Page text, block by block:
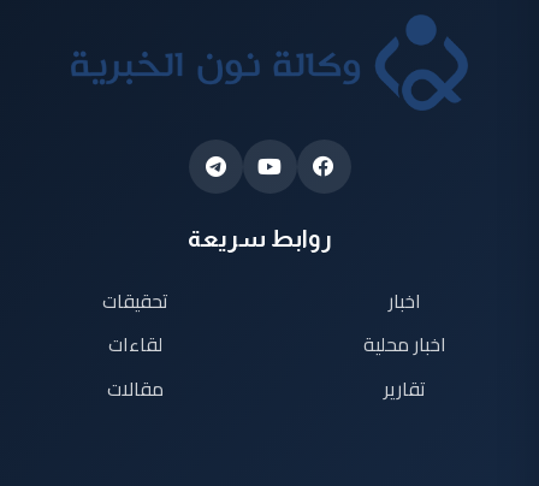
روابط سريعة
اخبار
اخبار محلية
تقارير
تحقيقات
لقاءات
مقالات